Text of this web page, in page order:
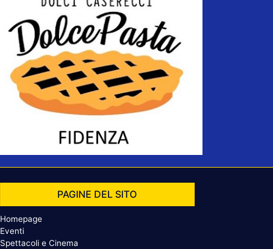
PAGINE DEL SITO
Homepage
Eventi
Spettacoli e Cinema